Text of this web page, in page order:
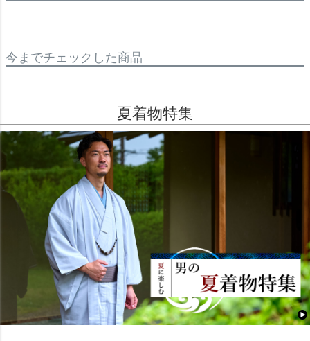
今までチェックした商品
夏着物特集